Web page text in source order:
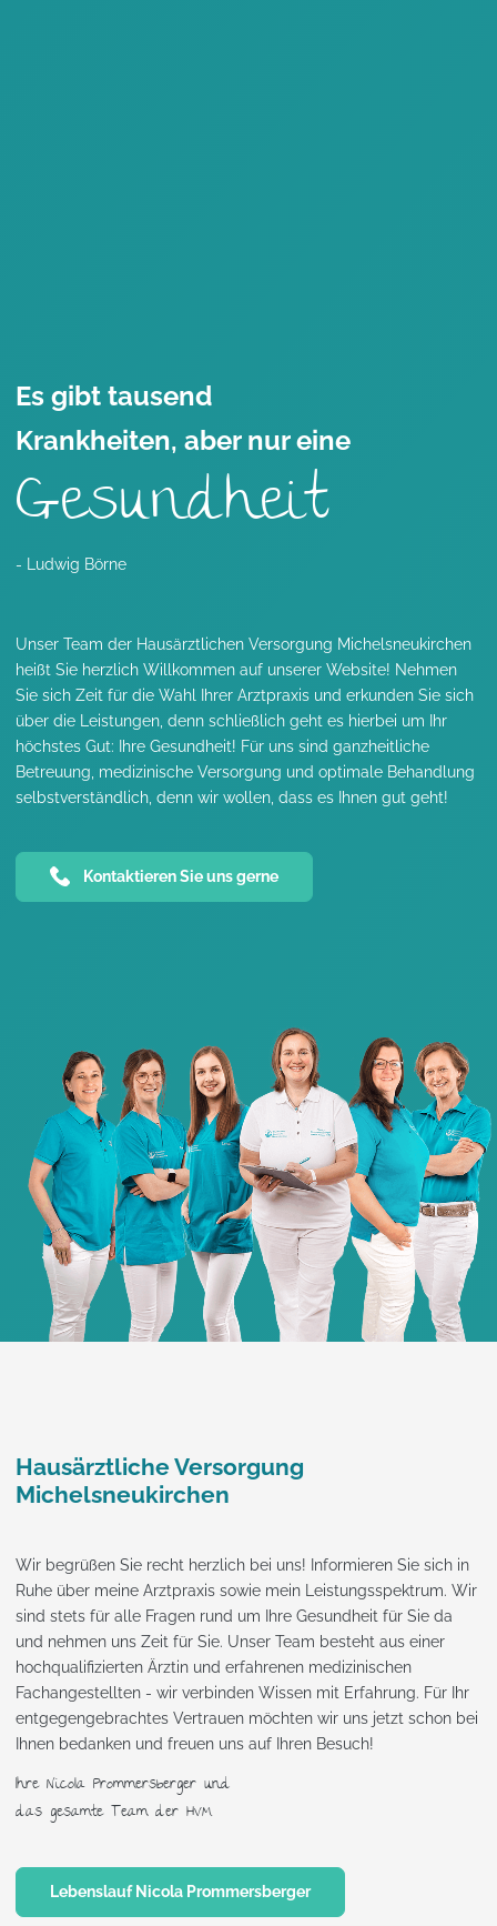
Es gibt tausend
Krankheiten, aber nur eine
Gesundheit
- Ludwig Börne
Unser Team der Hausärztlichen Versorgung Michelsneukirchen
heißt Sie herzlich Willkommen auf unserer Website! Nehmen
Sie sich Zeit für die Wahl Ihrer Arztpraxis und erkunden Sie sich
über die Leistungen, denn schließlich geht es hierbei um Ihr
höchstes Gut: Ihre Gesundheit! Für uns sind ganzheitliche
Betreuung, medizinische Versorgung und optimale Behandlung
selbstverständlich, denn wir wollen, dass es Ihnen gut geht!
Kontaktieren Sie uns gerne
Hausärztliche Versorgung
Michelsneukirchen
Wir begrüßen Sie recht herzlich bei uns! Informieren Sie sich in
Ruhe über meine Arztpraxis sowie mein Leistungsspektrum. Wir
sind stets für alle Fragen rund um Ihre Gesundheit für Sie da
und nehmen uns Zeit für Sie. Unser Team besteht aus einer
hochqualifizierten Ärztin und erfahrenen medizinischen
Fachangestellten - wir verbinden Wissen mit Erfahrung. Für Ihr
entgegengebrachtes Vertrauen möchten wir uns jetzt schon bei
Ihnen bedanken und freuen uns auf Ihren Besuch!
Ihre Nicola Prommersberger und
das gesamte Team der HVM
Lebenslauf Nicola Prommersberger